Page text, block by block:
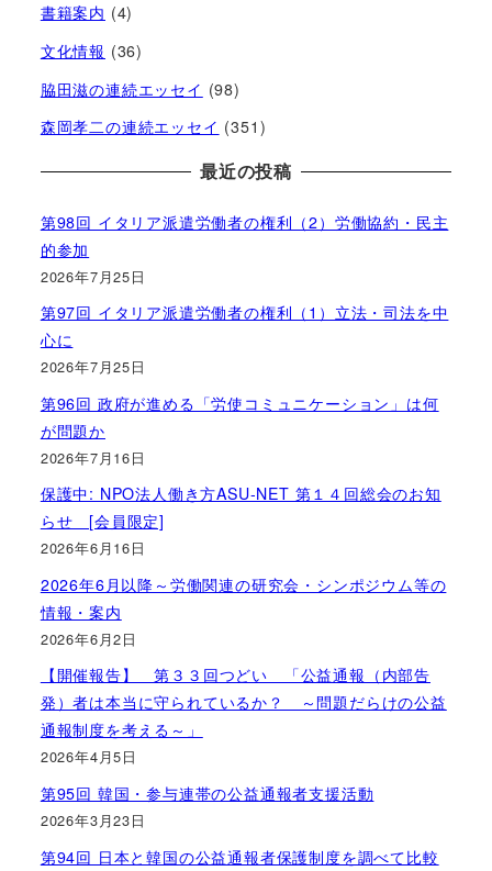
書籍案内 (4)
文化情報 (36)
脇田滋の連続エッセイ (98)
森岡孝二の連続エッセイ (351)
最近の投稿
第98回 イタリア派遣労働者の権利（2）労働協約・民主
的参加
2026年7月25日
第97回 イタリア派遣労働者の権利（1）立法・司法を中
心に
2026年7月25日
第96回 政府が進める「労使コミュニケーション」は何
が問題か
2026年7月16日
保護中: NPO法人働き方ASU-NET 第１４回総会のお知
らせ [会員限定]
2026年6月16日
2026年6月以降～労働関連の研究会・シンポジウム等の
情報・案内
2026年6月2日
【開催報告】 第３３回つどい 「公益通報（内部告
発）者は本当に守られているか？ ～問題だらけの公益
通報制度を考える～」
2026年4月5日
第95回 韓国・参与連帯の公益通報者支援活動
2026年3月23日
第94回 日本と韓国の公益通報者保護制度を調べて比較